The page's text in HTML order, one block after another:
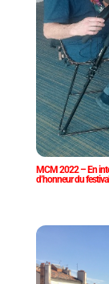
MCM 2022 – En
d’honneur du festival